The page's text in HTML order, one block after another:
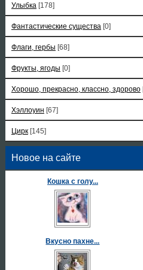
Улыбка [178]
Фантастические существа [0]
Флаги, гербы [68]
Фрукты, ягоды [0]
Хорошо, прекрасно, классно, здорово
Хэллоуин [67]
Цирк [145]
Новое на сайте
Кошка с голу...
Вкусно пахне...